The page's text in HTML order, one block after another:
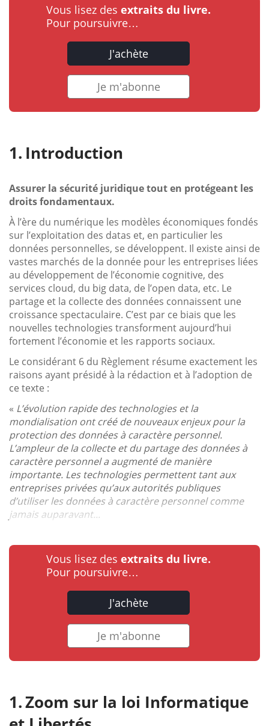
Vous lisez des extraits du livre.
Pour poursuivre…
J'achète
Je m'abonne
Introduction
Assurer la sécurité juridique tout en protégeant les
droits fondamentaux.
À l’ère du numérique les modèles économiques fondés
sur l’exploitation des datas et, en particulier les
données personnelles, se développent. Il existe ainsi de
vastes marchés de la donnée pour les entreprises liées
au développement de l’économie cognitive, des
services cloud, du big data, de l’open data, etc. Le
partage et la collecte des données connaissent une
croissance spectaculaire. C’est par ce biais que les
nouvelles technologies transforment aujourd’hui
fortement l’économie et les rapports sociaux.
Le considérant 6 du Règlement résume exactement les
raisons ayant présidé à la rédaction et à l’adoption de
ce texte :
« L’évolution rapide des technologies et la
mondialisation ont créé de nouveaux enjeux pour la
protection des données à caractère personnel.
L’ampleur de la collecte et du partage des données à
caractère personnel a augmenté de manière
importante. Les technologies permettent tant aux
entreprises privées qu’aux autorités publiques
d’utiliser les données à caractère personnel comme
jamais auparavant...
Vous lisez des extraits du livre.
Pour poursuivre…
J'achète
Je m'abonne
Zoom sur la loi Informatique